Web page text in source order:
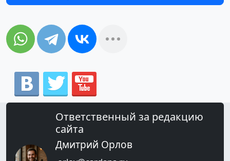
Ответственный за редакцию
сайта
Дмитрий Орлов